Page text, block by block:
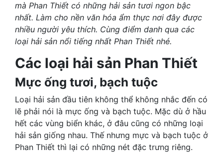
mà Phan Thiết có những hải sản tươi ngon bậc
nhất. Làm cho nền văn hóa ẩm thực nơi đây được
nhiều người yêu thích. Cùng điểm danh qua các
loại hải sản nổi tiếng nhất Phan Thiết nhé.
Các loại hải sản Phan Thiết
Mực ống tươi, bạch tuộc
Loại hải sản đầu tiên không thể không nhắc đến có
lẽ phải nói là mực ống và bạch tuộc. Mặc dù ở hầu
hết các vùng biển khác, ở đâu cũng có những loại
hải sản giống nhau. Thế nhưng mực và bạch tuộc ở
Phan Thiết thì lại có những nét đặc trưng riêng.